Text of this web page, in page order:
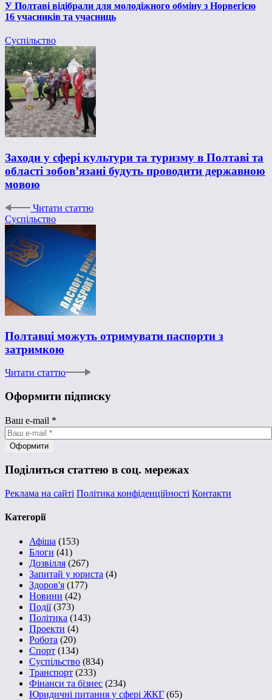
У Полтаві відібрали для молодіжного обміну з Норвегією
16 учасників та учасниць
Суспільство
Заходи у сфері культури та туризму в Полтаві та
області зобов’язані будуть проводити державною
мовою
Читати статтю
Суспільство
Полтавці можуть отримувати паспорти з
затримкою
Читати статтю
Оформити підписку
Ваш e-mail *
Поділиться статтею в соц. мережах
Реклама на сайті Політика конфіденційності Контакти
Категорії
Афіша (153)
Блоги (41)
Дозвілля (267)
Запитай у юриста (4)
Здоров'я (177)
Новини (42)
Події(373)
Політика (143)
Проекти (4)
Робота (20)
Спорт (134)
Суспільство (834)
Транспорт (233)
Фінанси та бізнес (234)
Юридичні питання у сфері ЖКГ (65)